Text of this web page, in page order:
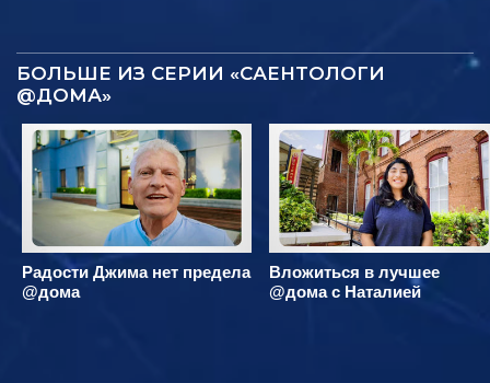
БОЛЬШЕ ИЗ СЕРИИ «САЕНТОЛОГИ
@ДОМА»
Радости Джима нет предела
@дома
Вложиться в лучшее
@дома с Наталией